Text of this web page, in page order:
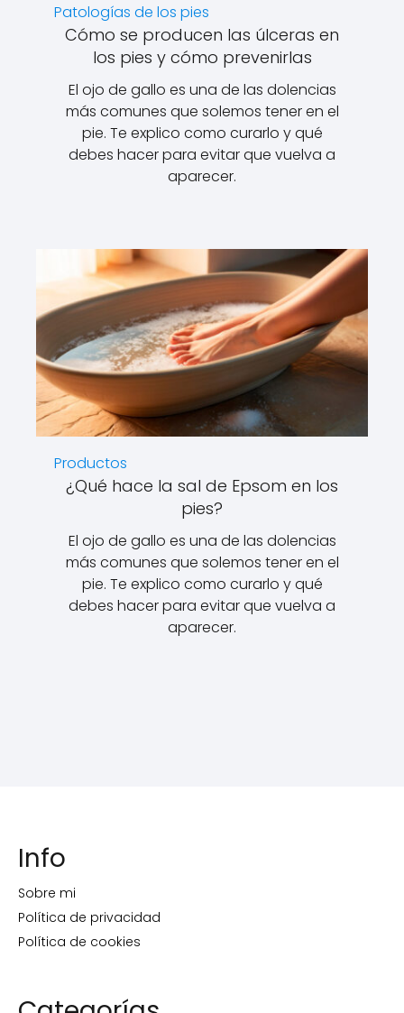
Patologías de los pies
Cómo se producen las úlceras en
los pies y cómo prevenirlas
El ojo de gallo es una de las dolencias
más comunes que solemos tener en el
pie. Te explico como curarlo y qué
debes hacer para evitar que vuelva a
aparecer.
Productos
¿Qué hace la sal de Epsom en los
pies?
El ojo de gallo es una de las dolencias
más comunes que solemos tener en el
pie. Te explico como curarlo y qué
debes hacer para evitar que vuelva a
aparecer.
Info
Sobre mi
Política de privacidad
Política de cookies